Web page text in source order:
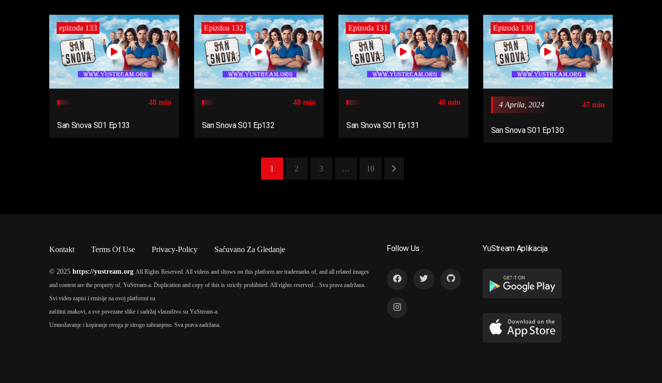
epizoda 133
48 min
San Snova S01 Ep133
Epizdoa 132
48 min
San Snova S01 Ep132
Epizoda 131
48 min
San Snova S01 Ep131
Epizoda 130
4 Aprila, 2024 47 min
San Snova S01 Ep130
1 2 3 … 10
Kontakt Terms Of Use Privacy-Policy Saćuvano Za Gledanje
© 2025 https://yustream.org All Rights Reserved. All videos and shows on this platform are trademarks of, and all related images
and content are the property of, YuStream-a. Duplication and copy of this is strictly prohibited. All rights reserved… Sva prava zadržana.
Svi video zapisi i emisije na ovoj platformi su
zaštitni znakovi, a sve povezane slike i sadržaj vlasništvo su YuStream-a.
Umnožavanje i kopiranje ovoga je strogo zabranjeno. Sva prava zadržana.
Follow Us : YuStream Aplikacija